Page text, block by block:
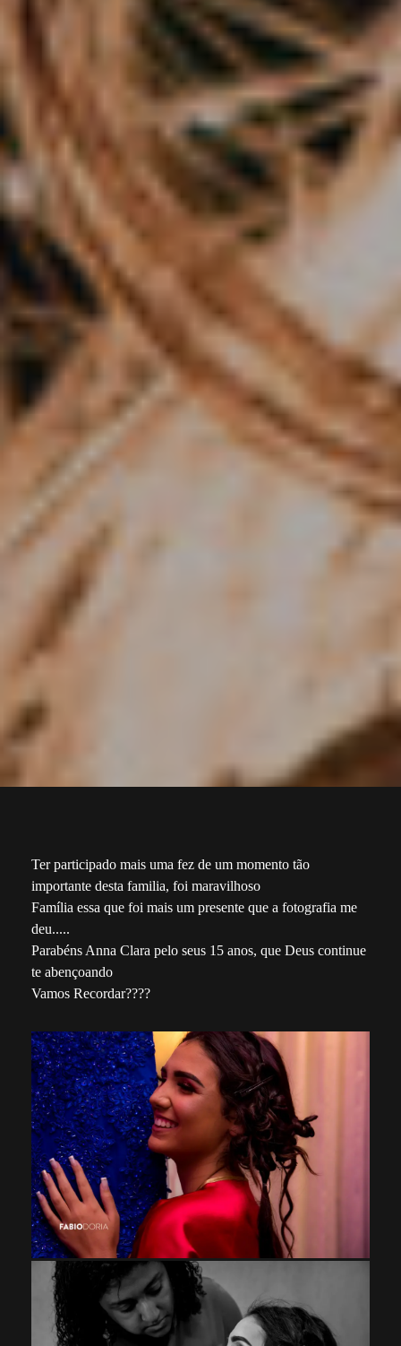
Ter participado mais uma fez de um momento tão
importante desta familia, foi maravilhoso
Família essa que foi mais um presente que a fotografia me
deu.....
Parabéns Anna Clara pelo seus 15 anos, que Deus continue
te abençoando
Vamos Recordar????